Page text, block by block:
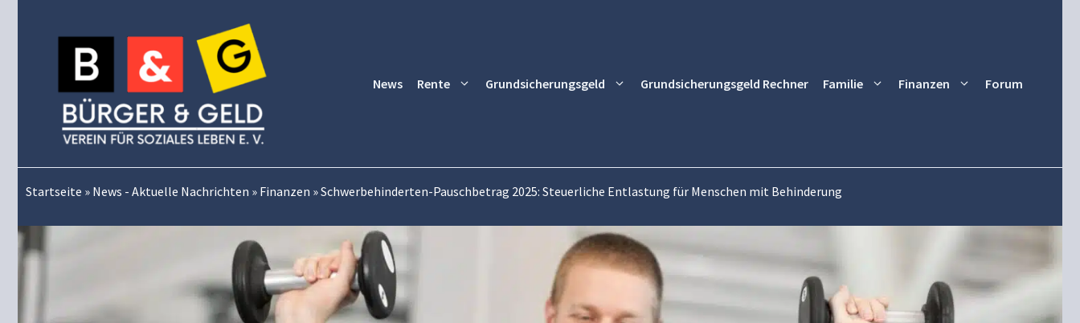
News Rente Grundsicherungsgeld Grundsicherungsgeld Rechner Familie Finanzen Forum
Startseite » News - Aktuelle Nachrichten » Finanzen »Schwerbehinderten-Pauschbetrag 2025: Steuerliche Entlastung für Menschen mit Behinderung